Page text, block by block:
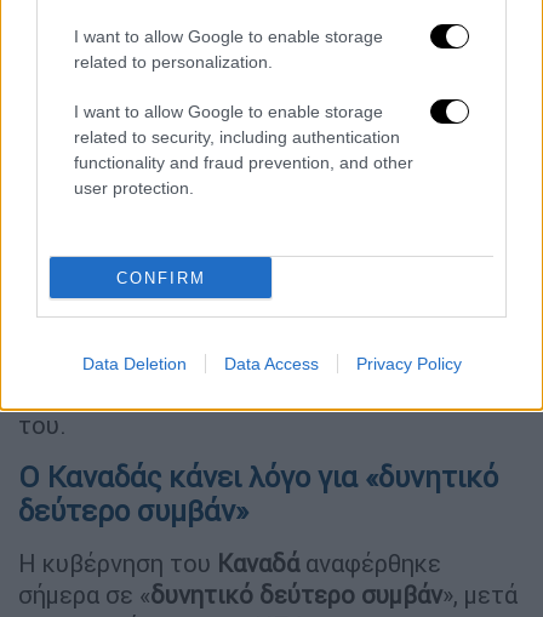
I want to allow Google to enable storage
related to personalization.
I want to allow Google to enable storage
related to security, including authentication
functionality and fraud prevention, and other
user protection.
CONFIRM
Data Deletion Data Access Privacy Policy
του CNN.
σύμφωνα με το διεθνές δίκαιο. Δεν έχουμε
καμία πρόθεση να παραβιάσουμε τον εναέριο
χώρο άλλων χωρών. Ελπίζουμε ότι οι
ψυχραιμία».
Εν τω μεταξύ, και ο Καναδάς δήλωσε το
επίσης τις κινήσεις του αερόστατου και
του.
Ο Καναδάς κάνει λόγο για «δυνητικό
δεύτερο συμβάν»
Η κυβέρνηση του Καναδάαναφέρθηκε
σήμερα σε «δυνητικό δεύτερο συμβάν», μετά